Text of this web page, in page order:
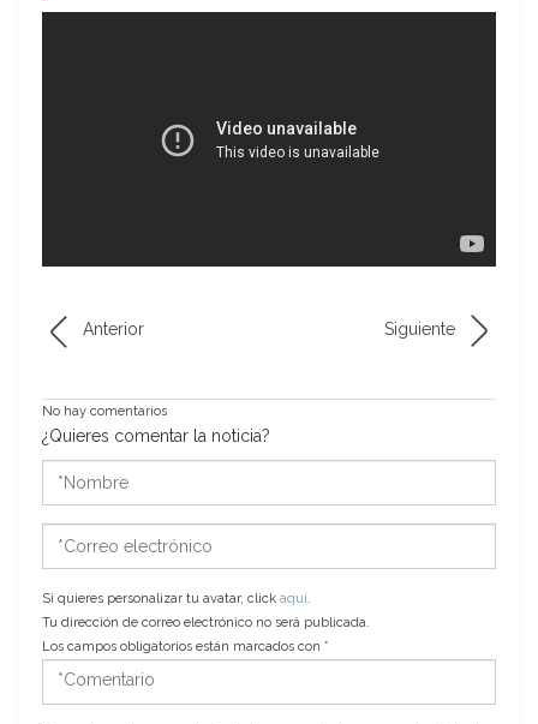
Anterior Siguiente
No hay comentarios
¿Quieres comentar la noticia?
*Nombre
*Correo
electrónico
Si quieres personalizar tu avatar, click aquí.
Tu dirección de correo electrónico no será publicada.
Los campos obligatorios están marcados con *
*Comentario